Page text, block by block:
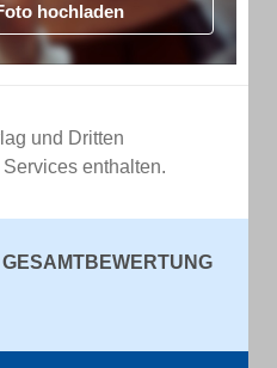
hochladen
und Dritten
enthalten.